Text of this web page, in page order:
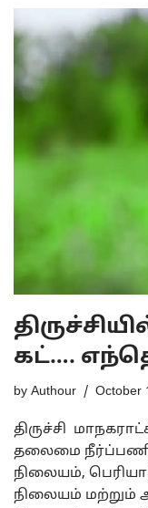
கட்….
by Authour October
திருச்சி
தலைமை நீர்ப்பணி
நிலையம்,
நிலையம் மற்றும்